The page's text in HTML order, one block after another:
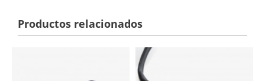
Productos relacionados